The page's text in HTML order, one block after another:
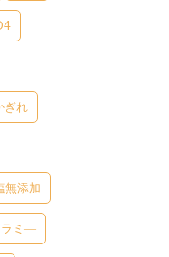
ぎれ
無添加
ラミ―